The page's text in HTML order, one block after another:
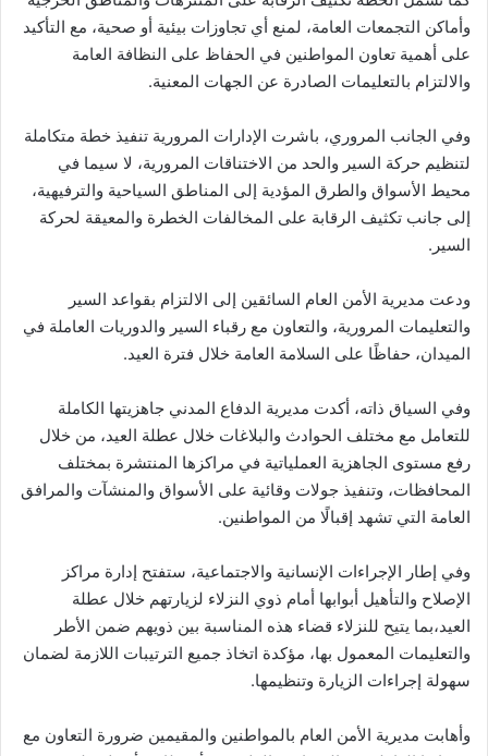
وأماكن التجمعات العامة، لمنع أي تجاوزات بيئية أو صحية، مع التأكيد
على أهمية تعاون المواطنين في الحفاظ على النظافة العامة
والالتزام بالتعليمات الصادرة عن الجهات المعنية.
وفي الجانب المروري، باشرت الإدارات المرورية تنفيذ خطة متكاملة
لتنظيم حركة السير والحد من الاختناقات المرورية، لا سيما في
محيط الأسواق والطرق المؤدية إلى المناطق السياحية والترفيهية،
إلى جانب تكثيف الرقابة على المخالفات الخطرة والمعيقة لحركة
السير.
ودعت مديرية الأمن العام السائقين إلى الالتزام بقواعد السير
والتعليمات المرورية، والتعاون مع رقباء السير والدوريات العاملة في
الميدان، حفاظًا على السلامة العامة خلال فترة العيد.
وفي السياق ذاته، أكدت مديرية الدفاع المدني جاهزيتها الكاملة
للتعامل مع مختلف الحوادث والبلاغات خلال عطلة العيد، من خلال
رفع مستوى الجاهزية العملياتية في مراكزها المنتشرة بمختلف
المحافظات، وتنفيذ جولات وقائية على الأسواق والمنشآت والمرافق
العامة التي تشهد إقبالًا من المواطنين.
وفي إطار الإجراءات الإنسانية والاجتماعية، ستفتح إدارة مراكز
الإصلاح والتأهيل أبوابها أمام ذوي النزلاء لزيارتهم خلال عطلة
العيد،بما يتيح للنزلاء قضاء هذه المناسبة بين ذويهم ضمن الأطر
والتعليمات المعمول بها، مؤكدة اتخاذ جميع الترتيبات اللازمة لضمان
سهولة إجراءات الزيارة وتنظيمها.
وأهابت مديرية الأمن العام بالمواطنين والمقيمين ضرورة التعاون مع